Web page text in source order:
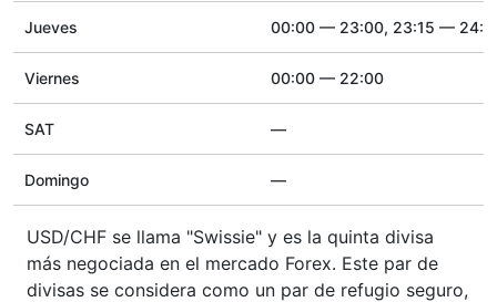
Jueves 00:00 — 23:00, 23:15 —
Viernes 00:00 — 22:00
SAT —
Domingo —
USD/CHF se llama "Swissie" y es la quinta divisa
más negociada en el mercado Forex. Este par de
divisas se considera como un par de refugio seguro,